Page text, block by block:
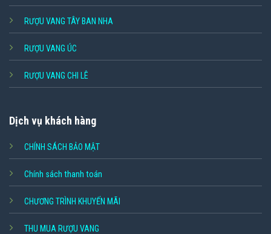
RƯỢU VANG TÂY BAN NHA
RƯỢU VANG ÚC
RƯỢU VANG CHI LÊ
Dịch vụ khách hàng
CHÍNH SÁCH BẢO MẬT
Chính sách thanh toán
CHƯƠNG TRÌNH KHUYẾN MÃI
THU MUA RƯỢU VANG